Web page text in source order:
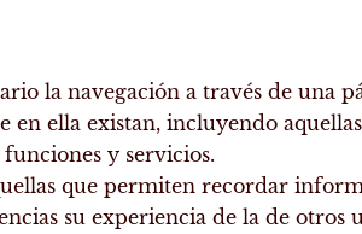
la navegación a través de una
en ella existan, incluyendo
y servicios.
que permiten recordar
su experiencia de la de otros